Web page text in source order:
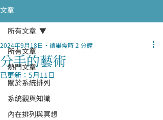
文章
所有文章
熱門文章
關於系統排列
系統觀與知識
內在排列與冥想
所有文章
分手的藝術
2024年9月18日 讀畢需時 2 分鐘
已更新： 5月11日